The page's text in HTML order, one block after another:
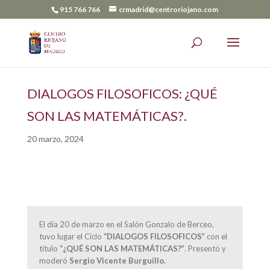
915 766 766 crmadrid@centroriojano.com
DIALOGOS FILOSOFICOS: ¿QUÉ
SON LAS MATEMÁTICAS?.
20 marzo, 2024
El día 20 de marzo en el Salón Gonzalo de Berceo,
tuvo lugar el Ciclo “DIALOGOS FILOSOFICOS” con el
título “¿QUÉ SON LAS MATEMÁTICAS?”. Presentó y
moderó Sergio Vicente Burguillo.